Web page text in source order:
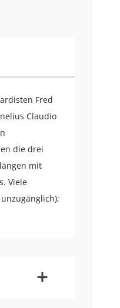
Fred
Claudio
die drei
mit
Viele
+
-